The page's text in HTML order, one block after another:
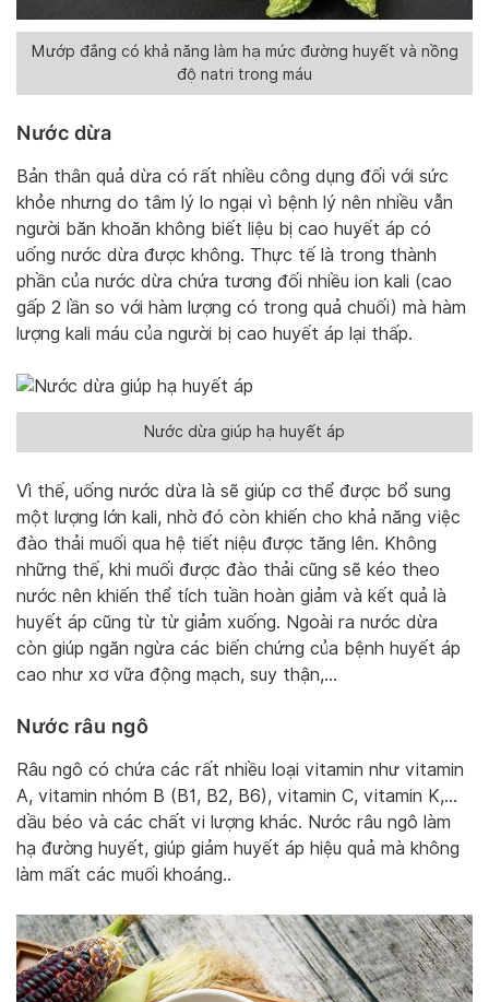
Mướp đắng có khả năng làm hạ mức đường huyết và nồng
độ natri trong máu
Nước dừa
Bản thân quả dừa có rất nhiều công dụng đối với sức
khỏe nhưng do tâm lý lo ngại vì bệnh lý nên nhiều vẫn
người băn khoăn không biết liệu bị cao huyết áp có
uống nước dừa được không. Thực tế là trong thành
phần của nước dừa chứa tương đối nhiều ion kali (cao
gấp 2 lần so với hàm lượng có trong quả chuối) mà hàm
lượng kali máu của người bị cao huyết áp lại thấp.
Nước dừa giúp hạ huyết áp
Vì thế, uống nước dừa là sẽ giúp cơ thể được bổ sung
một lượng lớn kali, nhờ đó còn khiến cho khả năng việc
đào thải muối qua hệ tiết niệu được tăng lên. Không
những thế, khi muối được đào thải cũng sẽ kéo theo
nước nên khiến thể tích tuần hoàn giảm và kết quả là
huyết áp cũng từ từ giảm xuống. Ngoài ra nước dừa
còn giúp ngăn ngừa các biến chứng của bệnh huyết áp
cao như xơ vữa động mạch, suy thận,…
Nước râu ngô
Râu ngô có chứa các rất nhiều loại vitamin như vitamin
A, vitamin nhóm B (B1, B2, B6), vitamin C, vitamin K,…
dầu béo và các chất vi lượng khác. Nước râu ngô làm
hạ đường huyết, giúp giảm huyết áp hiệu quả mà không
làm mất các muối khoáng..